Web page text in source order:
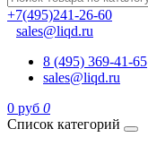
+7(495)241-26-60
sales@liqd.ru
8 (495) 369-41-65
sales@liqd.ru
0 руб 0
Список категорий